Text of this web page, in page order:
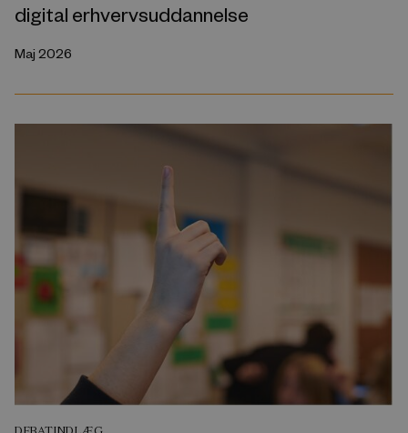
digital erhvervsuddannelse
Maj 2026